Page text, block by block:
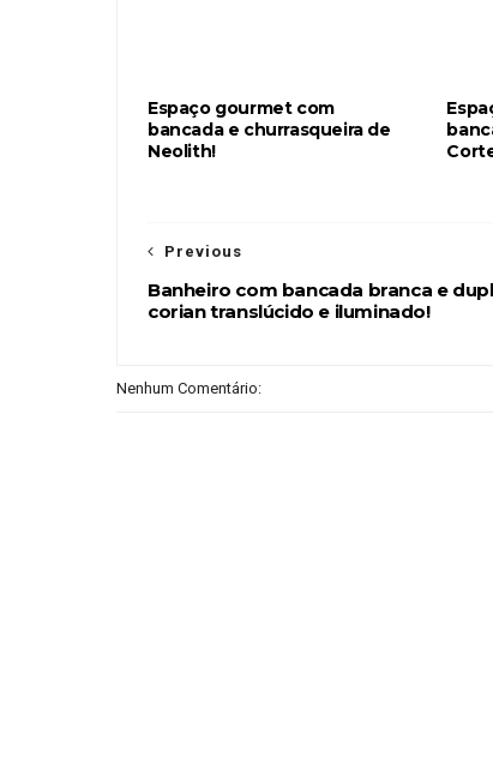
Espaço gourmet com
bancada e churrasqueira de
Neolith!
Previous
Banheiro com bancada branca e
corian translúcido e iluminado!
Nenhum Comentário: